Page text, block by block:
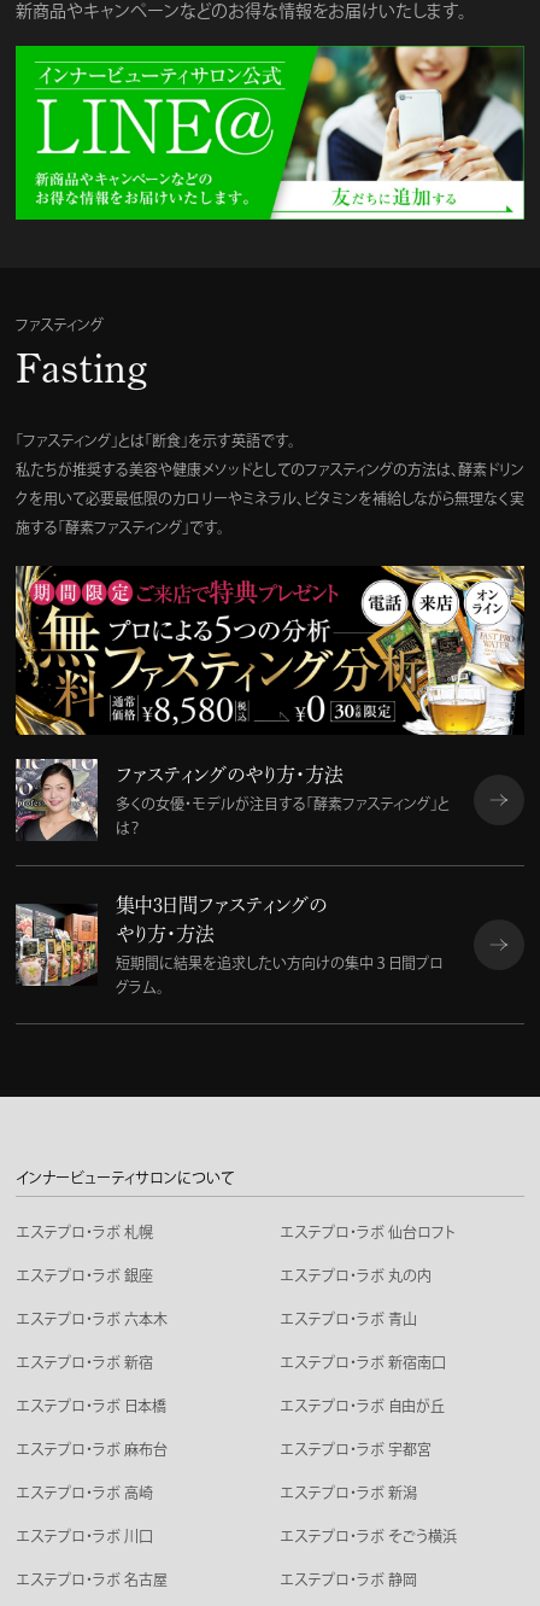
新商品やキャンペーンなどのお得な情報をお届けいたします。
ファスティング
Fasting
「ファスティング」とは「断食」を示す英語です。
私たちが推奨する美容や健康メソッドとしてのファスティングの方法は、酵素ドリン
クを用いて必要最低限のカロリーやミネラル、ビタミンを補給しながら無理なく実
施する「酵素ファスティング」です。
ファスティングのやり方・方法
多くの女優・モデルが注目する「酵素ファスティング」と
は？
集中３日間ファスティングの
やり方・方法
短期間に結果を追求したい方向けの集中３日間プロ
グラム。
インナービューティサロンについて
エステプロ・ラボ 札幌 エステプロ・ラボ 仙台ロフト
エステプロ・ラボ 銀座 エステプロ・ラボ 丸の内
エステプロ・ラボ 六本木 エステプロ・ラボ 青山
エステプロ・ラボ 新宿 エステプロ・ラボ 新宿南口
エステプロ・ラボ 日本橋 エステプロ・ラボ 自由が丘
エステプロ・ラボ 麻布台 エステプロ・ラボ 宇都宮
エステプロ・ラボ 高崎 エステプロ・ラボ 新潟
エステプロ・ラボ 川口 エステプロ・ラボ そごう横浜
エステプロ・ラボ 名古屋 エステプロ・ラボ 静岡